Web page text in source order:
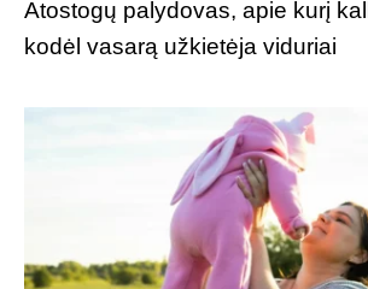
Atostogų palydovas, apie kurį
kodėl vasarą užkietėja viduriai